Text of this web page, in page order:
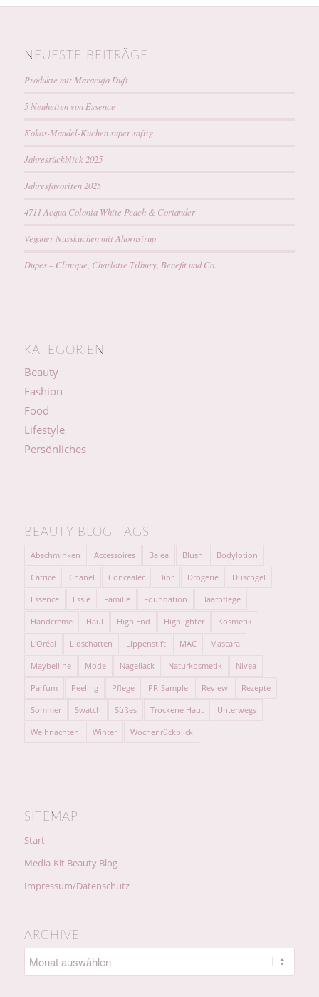
NEUESTE BEITRÄGE
Produkte mit Maracuja Duft
5 Neuheiten von Essence
Kokos-Mandel-Kuchen super saftig
Jahresrückblick 2025
Jahresfavoriten 2025
4711 Acqua Colonia White Peach & Coriander
Veganer Nusskuchen mit Ahornsirup
Dupes – Clinique, Charlotte Tilbury, Benefit und Co.
KATEGORIEN
Beauty
Fashion
Food
Lifestyle
Persönliches
BEAUTY BLOG TAGS
Abschminken Accessoires Balea Blush Bodylotion
Catrice Chanel Concealer Dior Drogerie Duschgel
Essence Essie Familie Foundation Haarpflege
Handcreme Haul High End Highlighter Kosmetik
L'Oréal Lidschatten Lippenstift MAC Mascara
Maybelline Mode Nagellack Naturkosmetik Nivea
Parfum Peeling Pflege PR-Sample Review Rezepte
Sommer Swatch Süßes Trockene Haut Unterwegs
Weihnachten Winter Wochenrückblick
SITEMAP
Start
Media-Kit Beauty Blog
Impressum/Datenschutz
ARCHIVE